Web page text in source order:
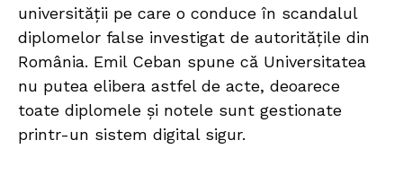
universității pe care o conduce în scandalul
diplomelor false investigat de autoritățile din
România. Emil Ceban spune că Universitatea
nu putea elibera astfel de acte, deoarece
toate diplomele și notele sunt gestionate
printr-un sistem digital sigur.